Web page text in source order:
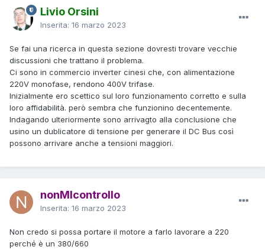
Livio Orsini
Inserita: 16 marzo 2023
Se fai una ricerca in questa sezione dovresti trovare vecchie
discussioni che trattano il problema.
Ci sono in commercio inverter cinesi che, con alimentazione
220V monofase, rendono 400V trifase.
Inizialmente ero scettico sul loro funzionamento corretto e sulla
loro affidabilità. però sembra che funzionino decentemente.
Indagando ulteriormente sono arrivagto alla conclusione che
usino un dublicatore di tensione per generare il DC Bus così
possono arrivare anche a tensioni maggiori.
nonMIcontrollo
Inserita: 16 marzo 2023
Non credo si possa portare il motore a farlo lavorare a 220
perché è un 380/660